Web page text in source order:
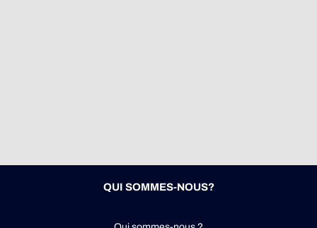
QUI SOMMES-NOUS?